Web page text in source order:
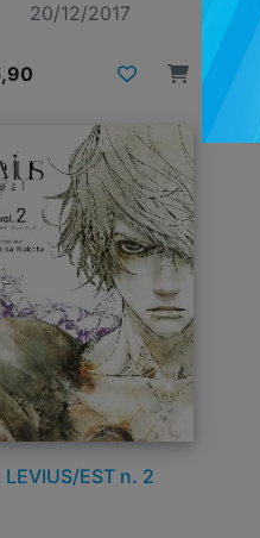
20/12/2017
LEVIUS/EST n. 2